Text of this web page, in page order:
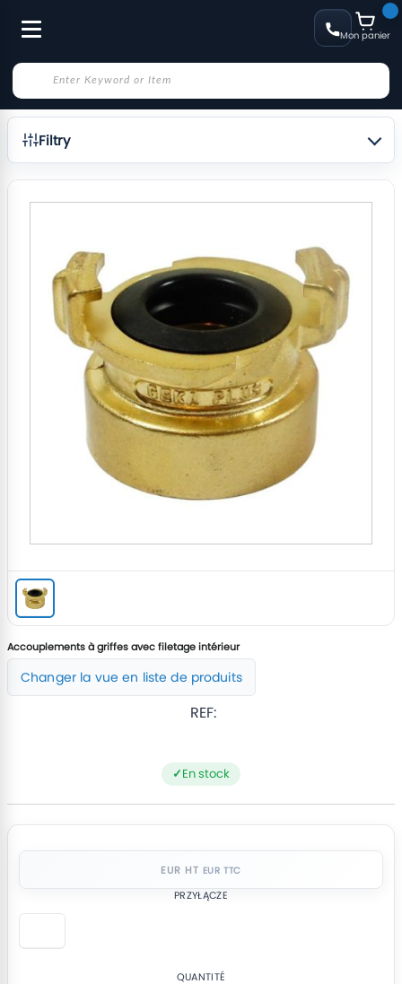
Mon panier
Filtry
Accouplements à griffes avec filetage intérieur
Changer la vue en liste de produits
REF:
En stock
EUR HT
PRZYŁĄCZE
QUANTITÉ